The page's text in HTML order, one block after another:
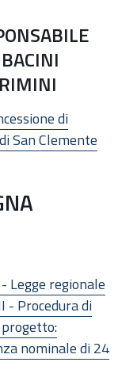
di
San Clemente
Legge regionale
- Procedura di
nominale di 24